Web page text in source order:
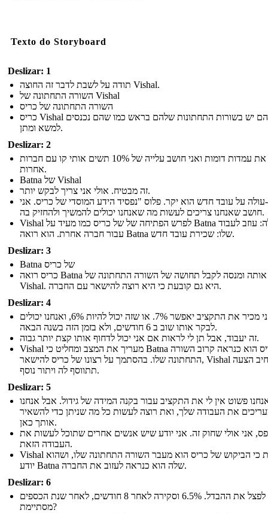
Texto do Storyboard
Deslizar: 1
תודה על לשבת לדבר זה החוצה Vishal.
השורה התחתונה של Vishal
השורה התחתונה של כריס
כריס Vishal לשניהם יש בשורות התחתונות שלהם בראש כמו שהם נכנסים
למשא ומתן.
Deslizar: 2
בדקתי את עמדות דומות ואני חושב עלייה של 10% תשים אותי קו עם חברות
אחרות.
Batna של Vishal
זה מבטיח. אולי אני צריך לבקש יותר.
עולה על עובד חדש הוא יקר. פלוס "נפסיד הידע המוסדי של כריס. אני
חושב שאנחנו צריכים לעשות מה שאנחנו יכולים להמשיך ולהחזיק בה.
Vishal לפרש הפתיחה של של כריס כמו מעיד על Batna שלה: עוזב לעבוד
עבור חברה אחרת. הוא רואה Batna שלו: שכירת עובד חדש.
Deslizar: 3
Batna של כריס
כריס רואה Batna אותה ומנסה לקבל תחושה של השורה התחתונה של
Vishal. היא גם קובעת כי היא רוצה להישאר עם החברה.
Deslizar: 4
אני מכיר את התקציב יאפשר 7%. או שזה יכול להיות 6%, ואנחנו יכולים
לבקר אותו שוב ב 6 חודשים, ולא בזמן הזה בשנה הבאה.
זה יעבוד, אבל תן לי לראות אם אני יכול לדחוף אותו קצת יותר גבוה.
Vishal מעריך את המצב ומחליט כי Batna של כריס הוא כנראה קרוב השורה
התחתונה שלו. בהסתמך על רצונו של כריס להישאר, Vishal מרחיב הצעה
תתווסף לה ויתור נוסף.
Deslizar: 5
פשוט אין לי את התקציב עבור בקנה המידה של גידול. אבל אנחנו
את העבודה שלך, ואת רוצה לעשות כל מה שניתן כדי להשאיר
אותך כאן.
אני אולי שחוק זה. אני יודע שיש אנשים אחרים שתוכל לעשות את
העבודה הזאת.
Vishal מאותת כי הביקוש של כריס הוא מעבר השורה התחתונה שלו, ושהוא
יודע Batna שלה הוא כנראה לעזוב את החברה.
Deslizar: 6
בואו לפצל את ההבדל. 6.5% וסקירה לאחר 8 חודשים, לאחר שנת הכספים
מסתיימת?